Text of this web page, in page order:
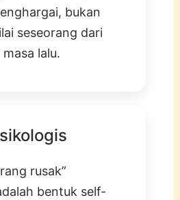
bukan
seseorang dari
lalu.
rusak”
bentuk self-